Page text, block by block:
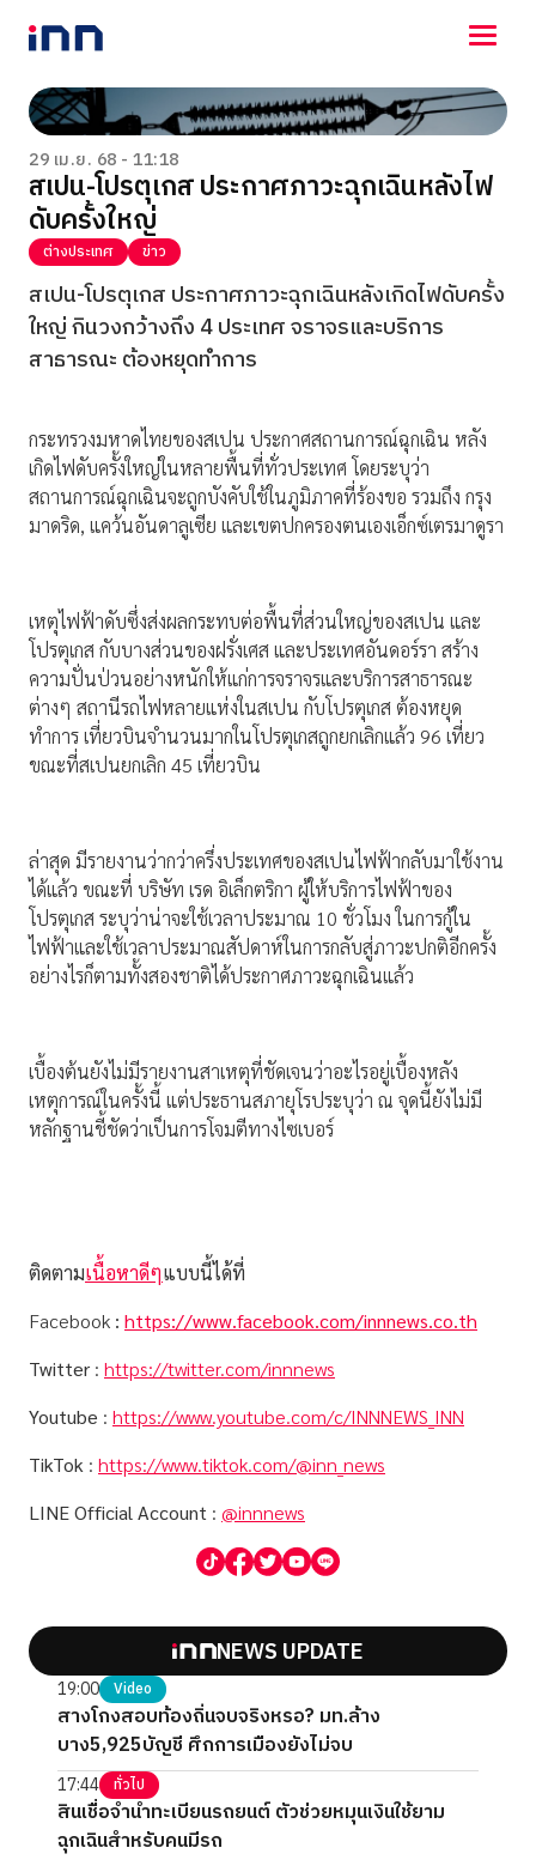
NEWS
ENTERTAINMENT
LIFESTYLE
HOROSCOPE
LOTTERY
VIDEO
ร่วมด้วยช่วยกัน
29 เม.ย. 68 - 11:18
สเปน-โปรตุเกส ประกาศภาวะฉุกเฉินหลังไฟ
ดับครั้งใหญ่
ต่างประเทศ ข่าว
สเปน-โปรตุเกส ประกาศภาวะฉุกเฉินหลังเกิดไฟดับครั้ง
ใหญ่ กินวงกว้างถึง 4 ประเทศ จราจรและบริการ
สาธารณะ ต้องหยุดทำการ
กระทรวงมหาดไทยของสเปน ประกาศสถานการณ์ฉุกเฉิน หลัง
เกิดไฟดับครั้งใหญ่ในหลายพื้นที่ทั่วประเทศ โดยระบุว่า
สถานการณ์ฉุกเฉินจะถูกบังคับใช้ในภูมิภาคที่ร้องขอ รวมถึง กรุง
มาดริด, แคว้นอันดาลูเซีย และเขตปกครองตนเองเอ็กซ์เตรมาดูรา
เหตุไฟฟ้าดับซึ่งส่งผลกระทบต่อพื้นที่ส่วนใหญ่ของสเปน และ
โปรตุเกส กับบางส่วนของฝรั่งเศส และประเทศอันดอร์รา สร้าง
ความปั่นป่วนอย่างหนักให้แก่การจราจรและบริการสาธารณะ
ต่างๆ สถานีรถไฟหลายแห่งในสเปน กับโปรตุเกส ต้องหยุด
ทำการ เที่ยวบินจำนวนมากในโปรตุเกสถูกยกเลิกแล้ว 96 เที่ยว
ขณะที่สเปนยกเลิก 45 เที่ยวบิน
ล่าสุด มีรายงานว่ากว่าครึ่งประเทศของสเปนไฟฟ้ากลับมาใช้งาน
ได้แล้ว ขณะที่ บริษัท เรด อิเล็กตริกา ผู้ให้บริการไฟฟ้าของ
โปรตุเกส ระบุว่าน่าจะใช้เวลาประมาณ 10 ชั่วโมง ในการกู้ใน
ไฟฟ้าและใช้เวลาประมาณสัปดาห์ในการกลับสู่ภาวะปกติอีกครั้ง
อย่างไรก็ตามทั้งสองชาติได้ประกาศภาวะฉุกเฉินแล้ว
เบื้องต้นยังไม่มีรายงานสาเหตุที่ชัดเจนว่าอะไรอยู่เบื้องหลัง
เหตุการณ์ในครั้งนี้ แต่ประธานสภายุโรประบุว่า ณ จุดนี้ยังไม่มี
หลักฐานชี้ชัดว่าเป็นการโจมตีทางไซเบอร์
ติดตามเนื้อหาดีๆแบบนี้ได้ที่
Facebook : https://www.facebook.com/innnews.co.th
Twitter : https://twitter.com/innnews
Youtube : https://www.youtube.com/c/INNNEWS_INN
TikTok : https://www.tiktok.com/@inn_news
LINE Official Account : @innnews
NEWS UPDATE
19:00 Video
สางโกงสอบท้องถิ่นจบจริงหรอ? มท.ล้าง
บาง5,925บัญชี ศึกการเมืองยังไม่จบ
17:44 ทั่วไป
สินเชื่อจำนำทะเบียนรถยนต์ ตัวช่วยหมุนเงินใช้ยาม
ฉุกเฉินสำหรับคนมีรถ